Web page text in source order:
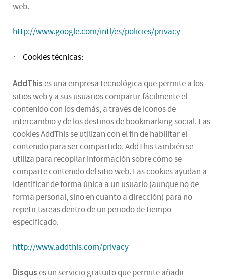
web.
http://www.google.com/intl/es/policies/privacy
· Cookies técnicas:
AddThises una empresa tecnológica que permite a los
sitios web y a sus usuarios compartir fácilmente el
contenido con los demás, a través de iconos de
intercambio y de los destinos de bookmarking social. Las
cookies AddThis se utilizan con el fin de habilitar el
contenido para ser compartido. AddThis también se
utiliza para recopilar información sobre cómo se
comparte contenido del sitio web. Las cookies ayudan a
identificar de forma única a un usuario (aunque no de
forma personal, sino en cuanto a dirección) para no
repetir tareas dentro de un periodo de tiempo
especificado.
http://www.addthis.com/privacy
Disquses un servicio gratuito que permite añadir